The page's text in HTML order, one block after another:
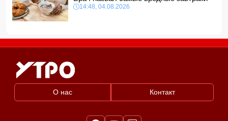
14:48, 04.08.2026
О нас Контакт